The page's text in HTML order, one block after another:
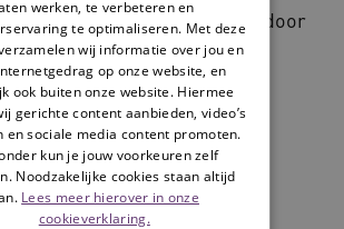
mate beperkt voelen door
(CBS, 2018).
vaak veroorzaakt door
hebben gevolgen
mobiliteit
werken, te verbeteren en
te optimaliseren. Met deze
wij informatie over jou en
op onze website, en
ook buiten onze website. Hiermee
gerichte content aanbieden, video’s
en sociale media content promoten.
kun je jouw voorkeuren zelf
Noodzakelijke cookies staan altijd
Lees meer hierover in onze
cookieverklaring.